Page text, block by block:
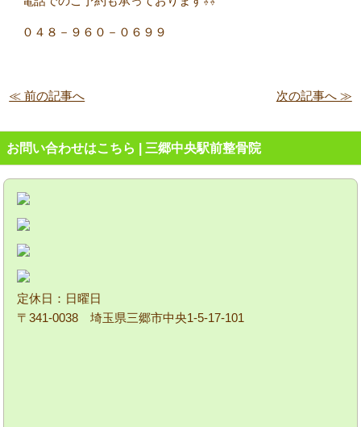
０４８－９６０－０６９９
≪ 前の記事へ 次の記事へ ≫
お問い合わせはこちら | 三郷中央駅前整骨院
定休日：日曜日
〒341-0038 埼玉県三郷市中央1-5-17-101